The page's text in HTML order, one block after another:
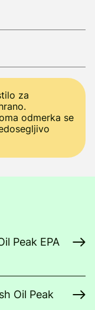
za
odmerka se
Peak EPA
Oil Peak